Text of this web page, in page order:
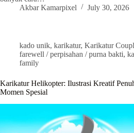
Akbar Kamarpixel
July 30, 2026
kado unik, karikatur, Karikatur
farewell / perpisahan / purna bakti,
family
Karikatur Helikopter: Ilustrasi Kreatif
Momen Spesial